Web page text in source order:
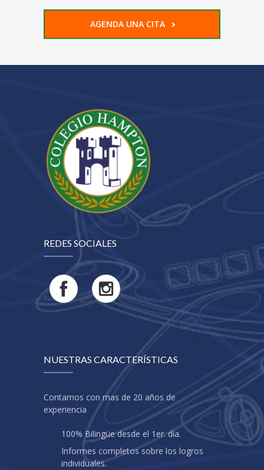
AGENDA UNA CITA
REDES SOCIALES
NUESTRAS CARACTERÍSTICAS
Contamos con mas de 20 años de
experiencia
100% Bilingüe desde el 1er. día.
Informes completos sobre los logros
individuales.